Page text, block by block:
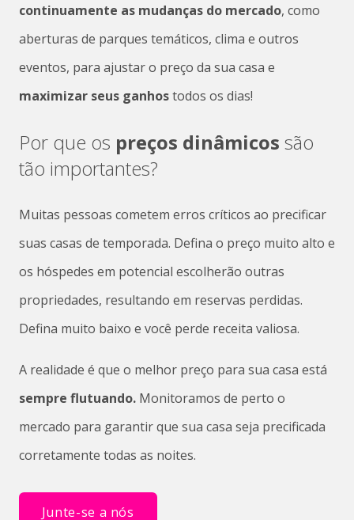
continuamente as mudanças do mercado, como
aberturas de parques temáticos, clima e outros
eventos, para ajustar o preço da sua casa e
maximizar seus ganhostodos os dias!
Por que os preços dinâmicos são
tão importantes?
Muitas pessoas cometem erros críticos ao precificar
suas casas de temporada. Defina o preço muito alto e
os hóspedes em potencial escolherão outras
propriedades, resultando em reservas perdidas.
Defina muito baixo e você perde receita valiosa.
A realidade é que o melhor preço para sua casa está
sempre flutuando. Monitoramos de perto o
mercado para garantir que sua casa seja precificada
corretamente todas as noites.
Junte-se a nós